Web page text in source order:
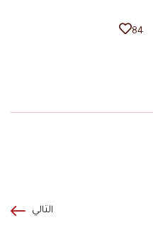
84
التالي